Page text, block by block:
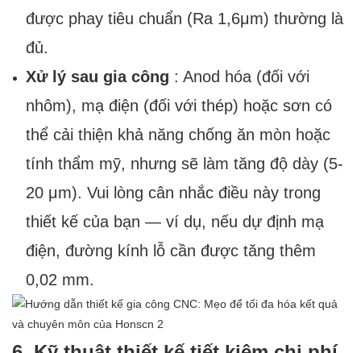
được phay tiêu chuẩn (Ra 1,6μm) thường là
đủ.
Xử lý sau gia công : Anod hóa (đối với
nhôm), mạ điện (đối với thép) hoặc sơn có
thể cải thiện khả năng chống ăn mòn hoặc
tính thẩm mỹ, nhưng sẽ làm tăng độ dày (5-
20 μm). Vui lòng cân nhắc điều này trong
thiết kế của bạn — ví dụ, nếu dự định mạ
điện, đường kính lỗ cần được tăng thêm
0,02 mm.